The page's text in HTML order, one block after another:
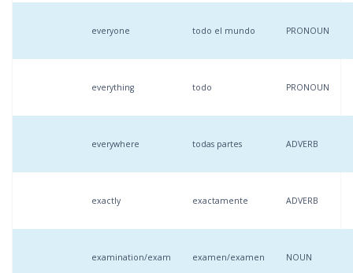
everyone todo el mundo PRONOUN
everything todo PRONOUN
everywhere todas partes ADVERB
exactly exactamente ADVERB
examination/exam examen/examen NOUN